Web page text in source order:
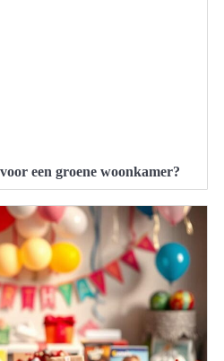
een groene woonkamer?